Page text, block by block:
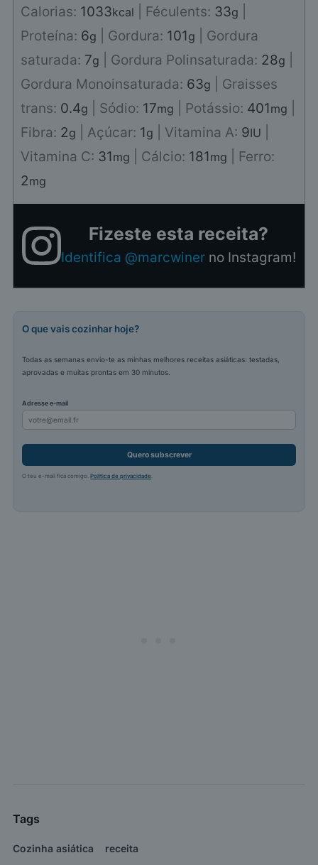
Calorias: 1033kcal Féculents: 33g
Proteína: 6g Gordura: 101g
Gordura
saturada: 7g Gordura Polinsaturada: 28g
Gordura Monoinsaturada: 63g
Graisses
trans: 0.4g Sódio: 17mg Potássio: 401mg
Fibra: 2g Açúcar: 1g Vitamina A: 9IU
Vitamina C: 31mg Cálcio: 181mg
Ferro:
2mg
Fizeste esta receita?
Identifica @marcwinerno Instagram!
O que vais cozinhar hoje?
Todas as semanas envio-te as minhas melhores receitas asiáticas: testadas,
aprovadas e muitas prontas em 30 minutos.
Adresse e-mail
Quero subscrever
O teu e-mail fica comigo.Política de privacidade .
Tags
Cozinha asiática receita